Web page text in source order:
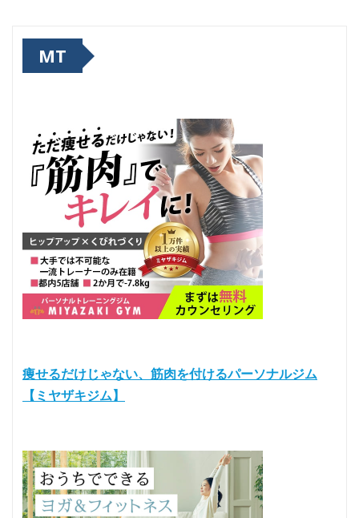
MT
痩せるだけじゃない、筋肉を付けるパーソナルジム
【ミヤザキジム】